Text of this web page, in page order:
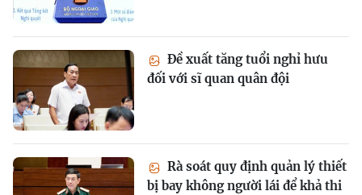
Đề xuất tăng tuổi nghỉ hưu
đối với sĩ quan quân đội
Rà soát quy định quản lý thiết
bị bay không người lái để khả thi